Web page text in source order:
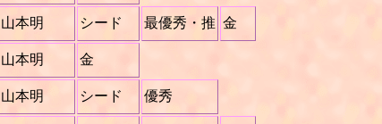
山本明 シード 最優秀・推 金
山本明 金
山本明 シード 優秀